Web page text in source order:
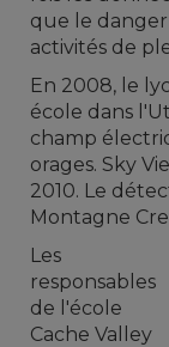
que le
activités de
En 2008, le
école dans
champ
orages. Sky
2010. Le
Montagne
Les
responsables
de l'école
Cache Valley